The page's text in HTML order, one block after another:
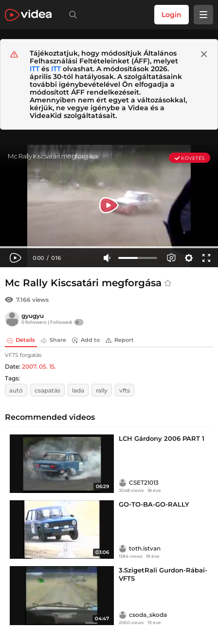
Login
Tájékoztatjuk, hogy módosítjuk Általános
Felhasználási Feltételeinket (ÁFF), melyet
ITTés ITTolvashat. A módosítások 2026.
április 30-tól hatályosak. A szolgáltatásaink
további igénybevételével Ön elfogadja a
módosított ÁFF rendelkezéseit.
Amennyiben nem ért egyet a változásokkal,
kérjük, ne vegye igénybe a Videa és a
VideaKid szolgáltatásait.
Mc Rally Kiscsatári megforgása
7.166 views
gyugyu
0 followers | Followed:
Details Share Add to Report
VFTS forgatás
Date: 2007. 05. 15.
Tags:
autó
csapatás lada rally vfts
Recommended videos
06:29
LCH Gárdony 2006 PART 1
CSET21013
3048 views 18 éve
03:06
GO-TO-BA-GO-RALLY
toth.istvan
1384 views 18 éve
04:47
3.SzigetRali Gurdon-Rábai-
VFTS
csoda_skoda
2060 views 19 éve